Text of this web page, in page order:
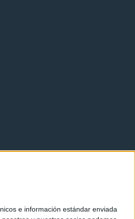
e información estándar enviada